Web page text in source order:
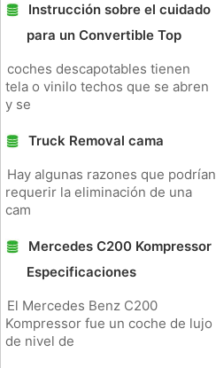
Instrucción sobre el cuidado
para un Convertible Top
coches descapotables tienen
tela o vinilo techos que se abren
y se
Truck Removal cama
Hay algunas razones que podrían
requerir la eliminación de una
cam
Mercedes C200 Kompressor
Especificaciones
El Mercedes Benz C200
Kompressor fue un coche de lujo
de nivel de